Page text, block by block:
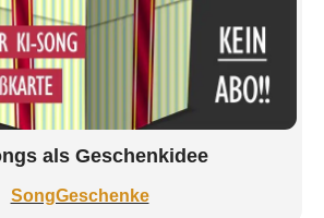
als Geschenkidee
SongGeschenke